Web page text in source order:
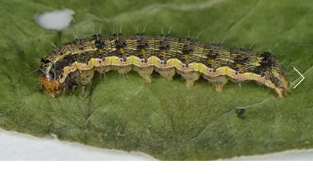
Agronegocios
Mercados
Seguinos